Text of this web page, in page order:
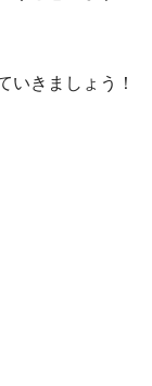
いきましょう！